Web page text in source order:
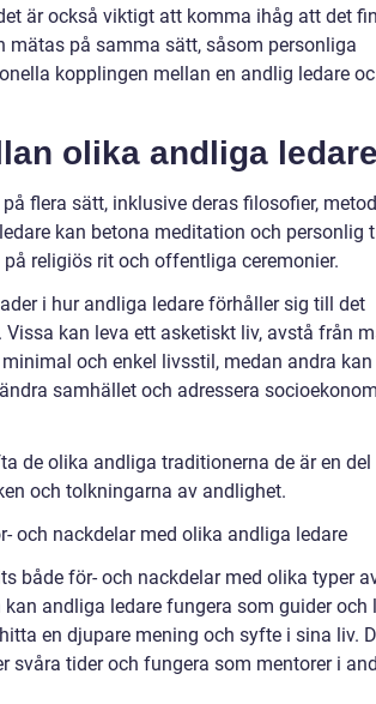
är också viktigt att komma ihåg att det
mätas på samma sätt, såsom personliga
kopplingen mellan en andlig ledare
olika andliga
flera sätt, inklusive deras filosofier,
kan betona meditation och personlig
religiös rit och offentliga ceremonier.
i hur andliga ledare förhåller sig till det
kan leva ett asketiskt liv, avstå från
och enkel livsstil, medan andra kan
samhället och adressera
de olika andliga traditionerna de är en del
och tolkningarna av andlighet.
och nackdelar med olika andliga ledare
både för- och nackdelar med olika typer
andliga ledare fungera som guider och
en djupare mening och syfte i sina liv.
svåra tider och fungera som mentorer i